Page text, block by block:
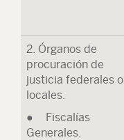
2. Órganos de
procuración de
justicia federales o
locales.
● Fiscalías
Generales.